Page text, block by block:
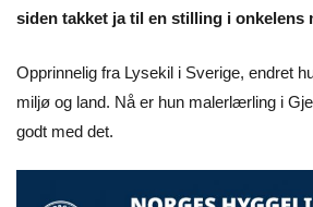
siden takket ja til en stilling i onkelens
Opprinnelig fra Lysekil i Sverige, endret
miljø og land. Nå er hun malerlærling i
godt med det.